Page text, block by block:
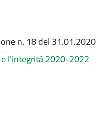
n. 18 del 31.01.2020
e l'integrità 2020-2022